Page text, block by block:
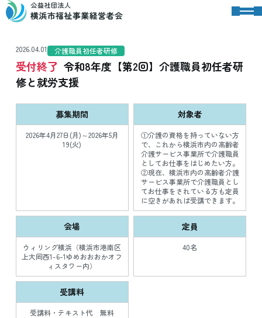
2026.04.01 介護職員初任者研修
受付終了 令和8年度【第2回】介護職員初任者研
修と就労支援
募集期間
2026年4月27日(月)～2026年5月
19(火)
対象者
①介護の資格を持っていない方
で、これから横浜市内の高齢者
介護サービス事業所で介護職員
としてお仕事をはじめたい方。
②現在、横浜市内の高齢者介護
サービス事業所で介護職員とし
てお仕事をされている方も定員
に空きがあれば受講できます。
会場
ウィリング横浜（横浜市港南区
上大岡西1-6-1ゆめおおおかオフ
ィスタワー内）
定員
40名
受講料
受講料・テキスト代 無料